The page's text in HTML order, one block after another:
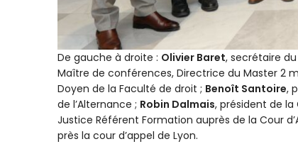
De gauche à droite : Olivier Baret, secrétaire
Maître de conférences, Directrice du Master 2
Doyen de la Faculté de droit ; Benoît Santoire,
de l’Alternance ; Robin Dalmais, président de la
Justice Référent Formation auprès de la Cour
près la cour d’appel de Lyon.